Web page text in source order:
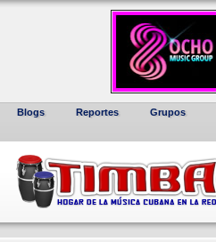
Blogs Reportes Grupos